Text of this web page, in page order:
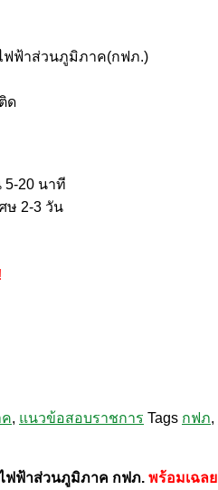
ฟฟ้าส่วนภูมิภาค(กฟภ.)
ด
5-20 นาที
ษ 2-3 วัน
, แนวข้อสอบราชการ Tags กฟภ,
ฟฟ้าส่วนภูมิภาค กฟภ. พร้อมเฉลย